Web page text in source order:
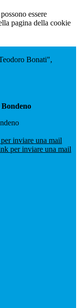
essere
pagina della cookie
Bonati",
inviare una mail
per inviare una mail